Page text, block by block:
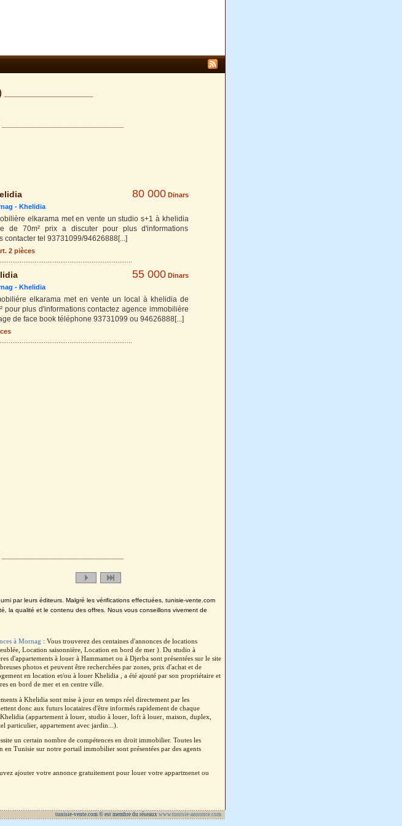
_________________________________
80 000 Dinars
- Khelidia
elkarama met en vente un studio s+1 à khelidia
de 70m² prix a discuter pour plus d'informations
contacter tel 93731099/94626888[...]
2 pièces
55 000 Dinars
- Khelidia
elkarama met en vente un local à khelidia de
pour plus d'informations contactez agence immobilière
de face book téléphone 93731099 ou 94626888[...]
_________________________________
par leurs éditeurs. Malgré les vérifications effectuées, tunisie-vente.com
la qualité et le contenu des offres. Nous vous conseillons vivement de
à Mornag : Vous trouverez des centaines d'annonces de locations
Location saisonnière, Location en bord de mer ). Du studio à
d'appartements à louer à Hammamet ou à Djerba sont présentées sur le site
photos et peuvent être recherchées par zones, prix d'achat et de
en location et/ou à louer Khelidia , a été ajouté par son propriétaire et
en bord de mer et en centre ville.
à Khelidia sont mise à jour en temps réel directement par les
donc aux futurs locataires d'être informés rapidement de chaque
(appartement à louer, studio à louer, loft à louer, maison, duplex,
particulier, appartement avec jardin...).
un certain nombre de compétences en droit immobilier. Toutes les
en Tunisie sur notre portail immobilier sont présentées par des agents
ajouter votre annonce gratuitement pour louer votre appartmenet ou
tunisie-vente.com © est membre du réseaux www.tunisie-annonce.com